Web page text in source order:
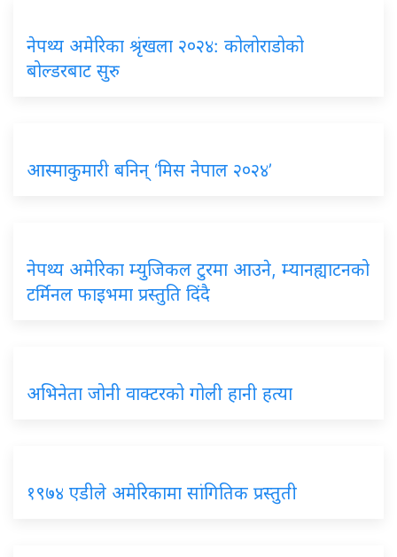
नेपथ्य अमेरिका श्रृंखला २०२४: कोलोराडोको
बोल्डरबाट सुरु
आस्माकुमारी बनिन् ‘मिस नेपाल २०२४’
नेपथ्य अमेरिका म्युजिकल टुरमा आउने, म्यानह्याटनको
टर्मिनल फाइभमा प्रस्तुति दिंदै
अभिनेता जोनी वाक्टरको गोली हानी हत्या
१९७४ एडीले अमेरिकामा सांगितिक प्रस्तुती